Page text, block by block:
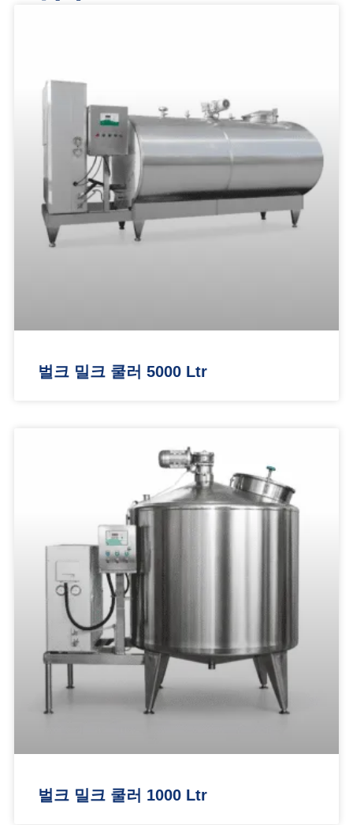
벌크 밀크 쿨러 5000 Ltr
벌크 밀크 쿨러 1000 Ltr